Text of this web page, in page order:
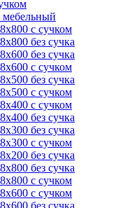
с сучком
без сучка
без сучка
с сучком
без сучка
с сучком
с сучком
без сучка
без сучка
с сучком
без сучка
без сучка
с сучком
с сучком
без сучка